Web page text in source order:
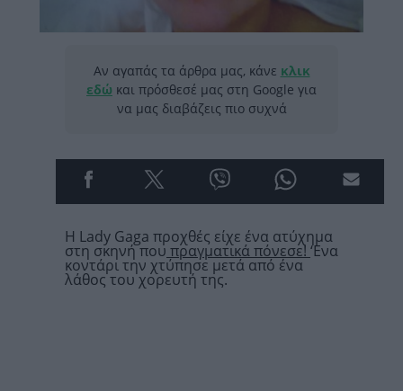
Αν αγαπάς τα άρθρα μας, κάνε κλικ
εδώ και πρόσθεσέ μας στη Google για
να μας διαβάζεις πιο συχνά
Η Lady Gaga προχθές είχε ένα ατύχημα
στη σκηνή που πραγματικά πόνεσε! ‘Ενα
κοντάρι την χτύπησε μετά από ένα
λάθος του χορευτή της.